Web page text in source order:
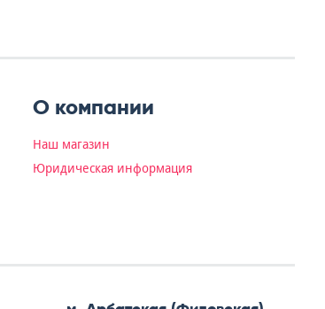
О компании
Наш магазин
Юридическая информация